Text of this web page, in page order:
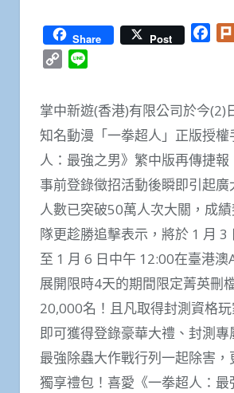
Share Post
Copy
掌中新遊(香港)有限公司於今(2)
知名動漫「一拳超人」正版授權
人：最強之男》繁中版再傳捷報
事前登錄徵招活動後瞬即引起廣
人數已突破50萬人次大關，成
隊更趁勝追擊表示，將於 1 月 3
至 1 月 6 日中午 12:00在臺港
展開限時4天的期間限定菁英刪
20,000名！且凡取得封測資格
即可獲得登錄豪華大禮、封測專
最強除蟲大作戰行列一起除害
獨享禮包！喜愛《一拳超人：